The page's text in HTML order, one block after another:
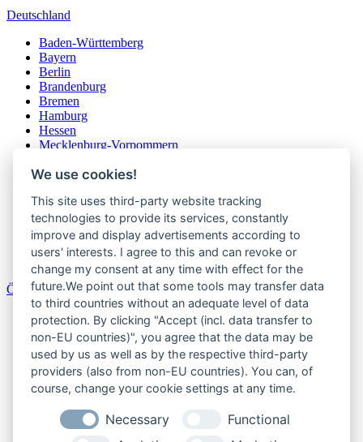
Deutschland
Baden-Württemberg
Bayern
Berlin
Brandenburg
Bremen
Hamburg
Hessen
Mecklenburg-Vorpommern
Nordrhein-Westfalen
Saarland
Sachsen
Sachsen-Anhalt
Schleswig-Holstein
Thüringen
Österreich
Burgenland
Kärnten
Niederösterreich
Oberösterreich
Salzburger Land
Steiermark
Vorarlberg
We use cookies!
This site uses third-party website tracking
technologies to provide its services, constantly
improve and display advertisements according to
users' interests. I agree to this and can revoke or
change my consent at any time with effect for the
future.We point out that some tools may transfer data
to third countries without an adequate level of data
protection. By clicking "Accept (incl. data transfer to
non-EU countries)", you agree that the data may be
used by us as well as by the respective third-party
providers (also from non-EU countries). You can, of
course, change your cookie settings at any time.
Necessary
Functional